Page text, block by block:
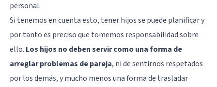
personal.
Si tenemos en cuenta esto, tener hijos se puede planificar y
por tanto es preciso que tomemos responsabilidad sobre
ello. Los hijos no deben servir como una forma de
arreglar problemas de pareja, ni de sentirnos respetados
por los demás, y mucho menos una forma de trasladar